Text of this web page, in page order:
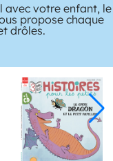
avec votre enfant, le
propose chaque
drôles.